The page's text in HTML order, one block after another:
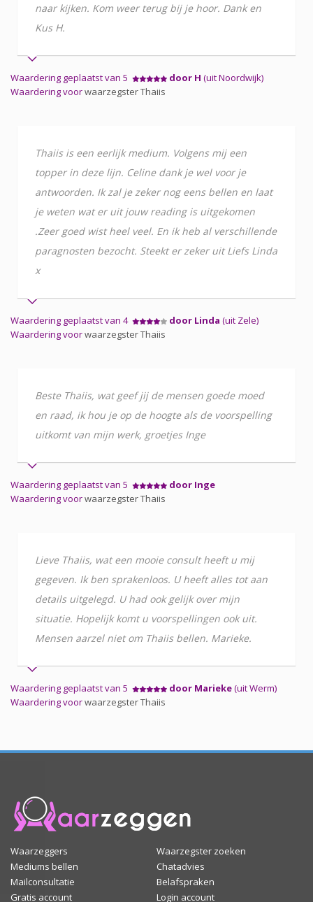
naar kijken. Kom weer terug bij je hoor. Dank en
Kus H.
Waardering geplaatst van 5 door H (uit Noordwijk)
Waardering voorwaarzegster Thaiis
Thaiis is een eerlijk medium. Volgens mij een
topper in deze lijn. Celine dank je wel voor je
antwoorden. Ik zal je zeker nog eens bellen en laat
je weten wat er uit jouw reading is uitgekomen
.Zeer goed wist heel veel. En ik heb al verschillende
paragnosten bezocht. Steekt er zeker uit Liefs Linda
x
Waardering geplaatst van 4 door Linda (uit Zele)
Waardering voorwaarzegster Thaiis
Beste Thaiis, wat geef jij de mensen goede moed
en raad, ik hou je op de hoogte als de voorspelling
uitkomt van mijn werk, groetjes Inge
Waardering geplaatst van 5
door Inge
Waardering voorwaarzegster Thaiis
Lieve Thaiis, wat een mooie consult heeft u mij
gegeven. Ik ben sprakenloos. U heeft alles tot aan
details uitgelegd. U had ook gelijk over mijn
situatie. Hopelijk komt u voorspellingen ook uit.
Mensen aarzel niet om Thaiis bellen. Marieke.
Waardering geplaatst van 5 door Marieke(uit Werm)
Waardering voorwaarzegster Thaiis
Waarzeggers
Waarzegster zoeken
Mediums bellen
Chatadvies
Mailconsultatie
Belafspraken
Gratis account
Login account